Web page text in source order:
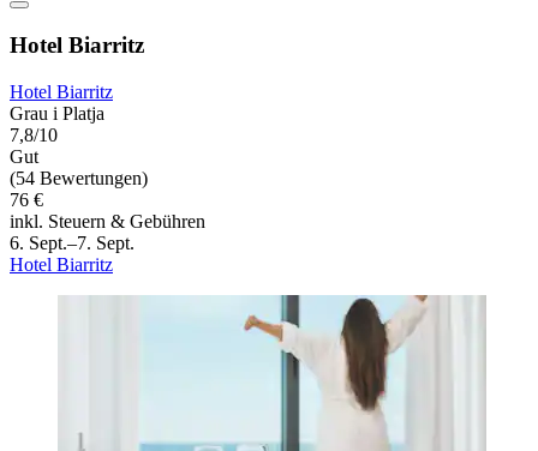
Hotel Biarritz
Hotel Biarritz
Grau i Platja
7,8/10
Gut
(54 Bewertungen)
76 €
inkl. Steuern & Gebühren
6. Sept.–7. Sept.
Hotel Biarritz